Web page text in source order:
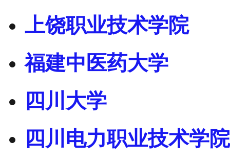
上饶职业技术学院
福建中医药大学
四川大学
四川电力职业技术学院